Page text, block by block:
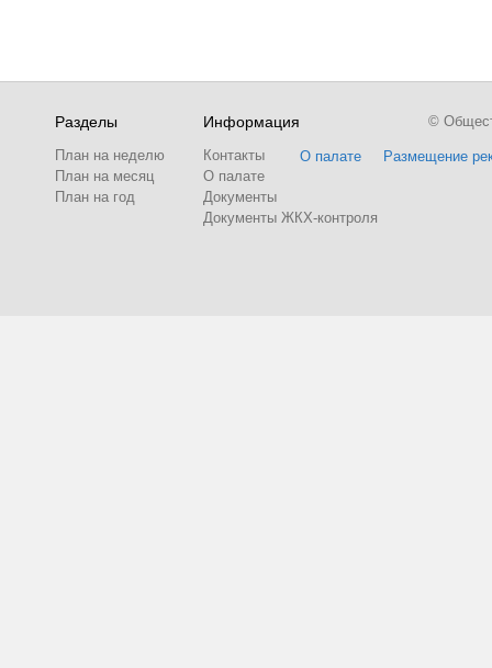
Разделы
План на неделю
План на месяц
План на год
Информация
Контакты
О палате
Документы
Документы ЖКХ-контроля
О палате Размещение
©